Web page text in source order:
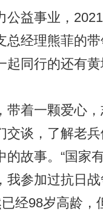
益事业，2021
总经理熊菲的
起同行的还有
着一颗爱心，
交谈，了解老
故事。“国家
我参加过抗日
经98岁高龄